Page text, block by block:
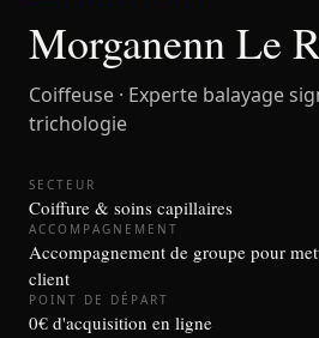
Morganenn Le
Coiffeuse · Experte balayage
trichologie
SECTEUR
Coiffure & soins capillaires
ACCOMPAGNEMENT
Accompagnement de groupe pour
client
POINT DE DÉPART
0€ d'acquisition en ligne